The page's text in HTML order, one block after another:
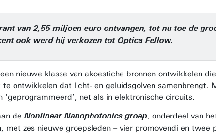
van 2,55 miljoen euro ontvangen, tot nu toe de
ook werd hij verkozen tot Optica Fellow.
nieuwe klasse van akoestiche bronnen ontwikkelen
ontwikkelen dat licht- en geluidsgolven
net als in elektronische circuits.
deNonlinear Nanophotonics groep, onderdeel van
met zes nieuwe groepsleden – vier promovendi en twee